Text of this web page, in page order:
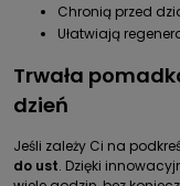
Chronią przed
Ułatwiają
Trwała
dzień
Jeśli zależy Ci na
do ust. Dzięki